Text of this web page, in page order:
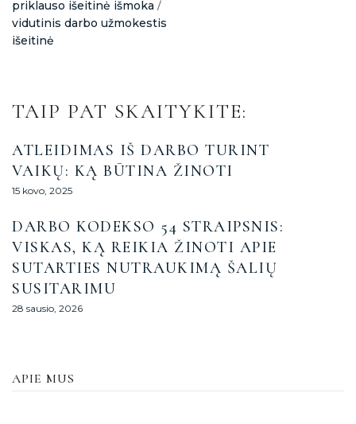
priklauso išeitinė išmoka /
vidutinis darbo užmokestis
išeitinė
TAIP PAT SKAITYKITE:
ATLEIDIMAS IŠ DARBO TURINT
VAIKŲ: KĄ BŪTINA ŽINOTI
15 kovo, 2025
DARBO KODEKSO 54 STRAIPSNIS:
VISKAS, KĄ REIKIA ŽINOTI APIE
SUTARTIES NUTRAUKIMĄ ŠALIŲ
SUSITARIMU
28 sausio, 2026
APIE MUS